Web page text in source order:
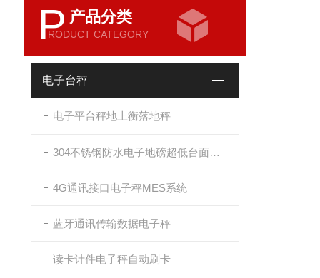
P 产品分类
RODUCT CATEGORY
电子台秤
电子平台秤地上衡落地秤
304不锈钢防水电子地磅超低台面带斜坡
4G通讯接口电子秤MES系统
蓝牙通讯传输数据电子秤
读卡计件电子秤自动刷卡